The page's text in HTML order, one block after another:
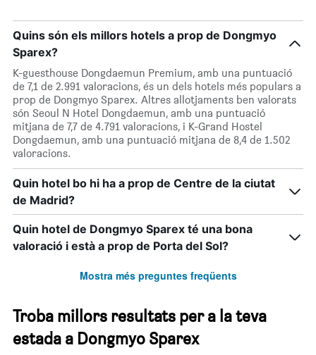
Quins són els millors hotels a prop de Dongmyo
Sparex?
K-guesthouse Dongdaemun Premium, amb una puntuació
de 7,1 de 2.991 valoracions, és un dels hotels més populars a
prop de Dongmyo Sparex. Altres allotjaments ben valorats
són Seoul N Hotel Dongdaemun, amb una puntuació
mitjana de 7,7 de 4.791 valoracions, i K-Grand Hostel
Dongdaemun, amb una puntuació mitjana de 8,4 de 1.502
valoracions.
Quin hotel bo hi ha a prop de Centre de la ciutat
de Madrid?
Quin hotel de Dongmyo Sparex té una bona
valoració i està a prop de Porta del Sol?
Mostra més preguntes freqüents
Troba millors resultats per a la teva
estada a Dongmyo Sparex